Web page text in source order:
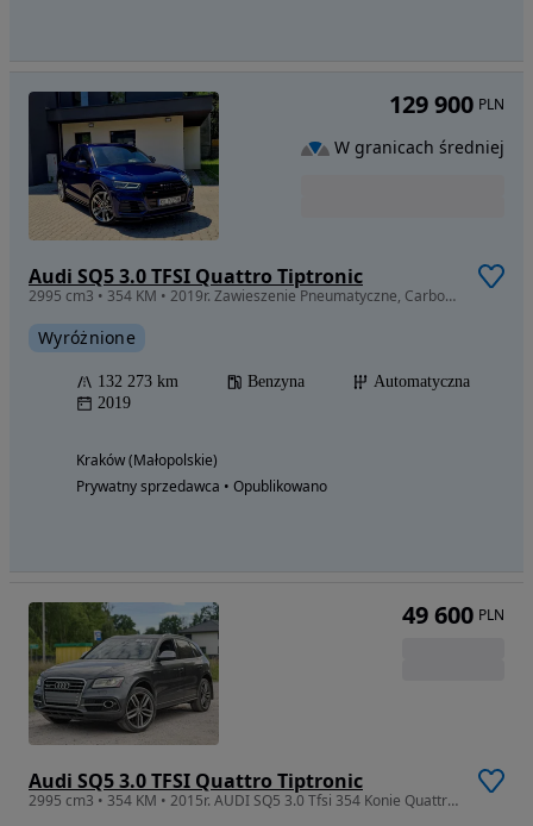
Audi SQ5 3.0 TFSI Quattro Tiptronic
2995 cm3 • 354 KM • 2019r. Zawieszenie Pneumatyczne, Carbony, Bang&Olafsen
Wyróżnione
132 273 km Benzyna
Automatyczna
2019
Kraków (Małopolskie)
Prywatny sprzedawca • Opublikowano
129 900 PLN
W granicach średniej
Audi SQ5 3.0 TFSI Quattro Tiptronic
2995 cm3 • 354 KM • 2015r. AUDI SQ5 3.0 Tfsi 354 Konie Quattro 4x4 Sprawne Na MIEJSCU
49 600 PLN